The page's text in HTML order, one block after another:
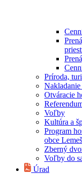
Príroda,
Nakladanie
Otváracie
Voľby
Kultúra a
Program
obce
Zberný
Voľby do
Úrad